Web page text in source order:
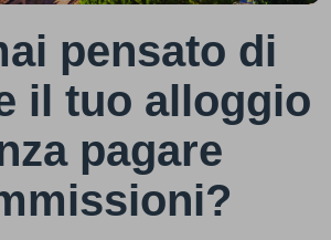
pensato di
il tuo alloggio
pagare